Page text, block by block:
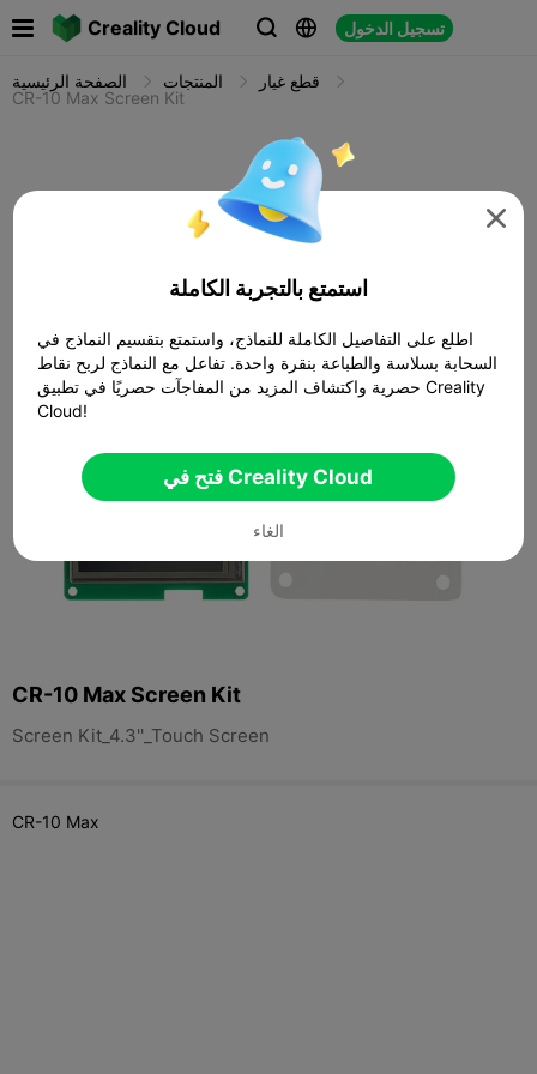
Creality Cloud   تسجيل الدخول
CR-10 Max Screen Kit
CR-10 Max Screen Kit
Screen Kit_4.3''_Touch Screen
CR-10 Max

استمتع بالتجربة الكاملة
اطلع على التفاصيل الكاملة للنماذج، واستمتع بتقسيم النماذج في
السحابة بسلاسة والطباعة بنقرة واحدة. تفاعل مع النماذج لربح نقاط
حصرية واكتشاف المزيد من المفاجآت حصريًا في تطبيق Creality
Cloud!
فتح في Creality Cloud
الغاء